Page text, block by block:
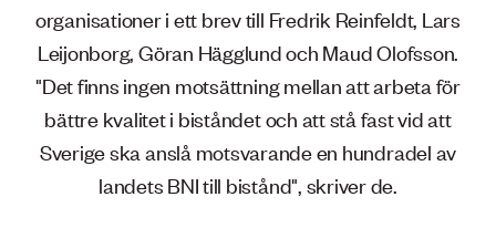
organisationer i ett brev till Fredrik Reinfeldt, Lars
Leijonborg, Göran Hägglund och Maud Olofsson.
"Det finns ingen motsättning mellan att arbeta för
bättre kvalitet i biståndet och att stå fast vid att
Sverige ska anslå motsvarande en hundradel av
landets BNI till bistånd", skriver de.